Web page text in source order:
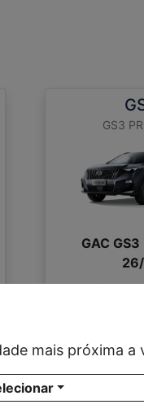
GS3
GAC
AION Y
mais próxima a